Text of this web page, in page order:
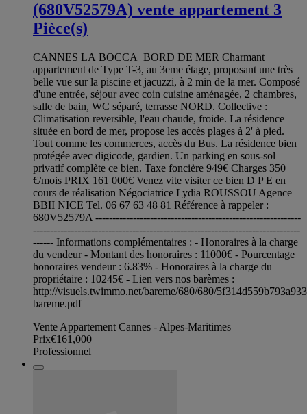
(680V52579A) vente appartement 3
Pièce(s)
CANNES LA BOCCA BORD DE MER Charmant
appartement de Type T-3, au 3eme étage, proposant une très
belle vue sur la piscine et jacuzzi, à 2 min de la mer. Composé
d'une entrée, séjour avec coin cuisine aménagée, 2 chambres,
salle de bain, WC séparé, terrasse NORD. Collective :
Climatisation reversible, l'eau chaude, froide. La résidence
située en bord de mer, propose les accès plages à 2' à pied.
Tout comme les commerces, accès du Bus. La résidence bien
protégée avec digicode, gardien. Un parking en sous-sol
privatif complète ce bien. Taxe foncière 949€ Charges 350
€/mois PRIX 161 000€ Venez vite visiter ce bien D P E en
cours de réalisation Négociatrice Lydia ROUSSOU Agence
BBII NICE Tel. 06 67 63 48 81 Référence à rappeler :
680V52579A ------------------------------------------------------------
------------------------------------------------------------------------------
------ Informations complémentaires : - Honoraires à la charge
du vendeur - Montant des honoraires : 11000€ - Pourcentage
honoraires vendeur : 6.83% - Honoraires à la charge du
propriétaire : 10245€ - Lien vers nos barèmes :
http://visuels.twimmo.net/bareme/680/680/
bareme.pdf
Vente Appartement Cannes - Alpes-Maritimes
Prix€161,000
Professionnel